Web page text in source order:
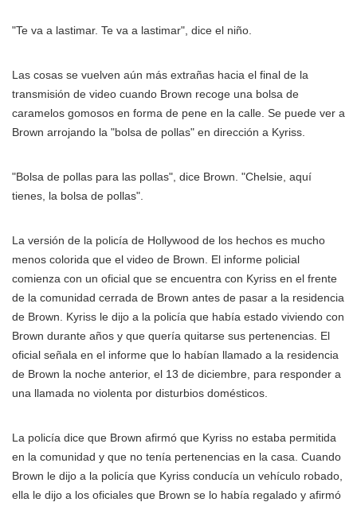
"Te va a lastimar. Te va a lastimar", dice el niño.
Las cosas se vuelven aún más extrañas hacia el final de la
transmisión de video cuando Brown recoge una bolsa de
caramelos gomosos en forma de pene en la calle. Se puede ver a
Brown arrojando la "bolsa de pollas" en dirección a Kyriss.
"Bolsa de pollas para las pollas", dice Brown. "Chelsie, aquí
tienes, la bolsa de pollas".
La versión de la policía de Hollywood de los hechos es mucho
menos colorida que el video de Brown. El informe policial
comienza con un oficial que se encuentra con Kyriss en el frente
de la comunidad cerrada de Brown antes de pasar a la residencia
de Brown. Kyriss le dijo a la policía que había estado viviendo con
Brown durante años y que quería quitarse sus pertenencias. El
oficial señala en el informe que lo habían llamado a la residencia
de Brown la noche anterior, el 13 de diciembre, para responder a
una llamada no violenta por disturbios domésticos.
La policía dice que Brown afirmó que Kyriss no estaba permitida
en la comunidad y que no tenía pertenencias en la casa. Cuando
Brown le dijo a la policía que Kyriss conducía un vehículo robado,
ella le dijo a los oficiales que Brown se lo había regalado y afirmó